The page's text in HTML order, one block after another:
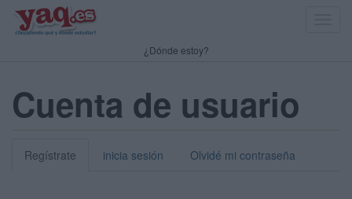
¿Dónde estoy?
Cuenta de usuario
Regístrate inicia sesión Olvidé mi contraseña